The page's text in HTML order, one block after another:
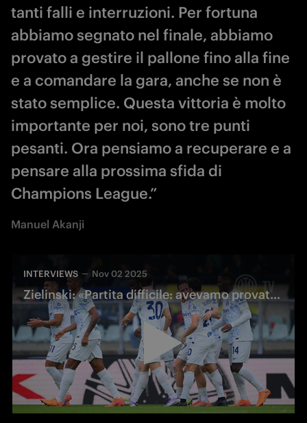
tanti falli e interruzioni. Per fortuna
abbiamo segnato nel finale, abbiamo
provato a gestire il pallone fino alla fine
e a comandare la gara, anche se non è
stato semplice. Questa vittoria è molto
importante per noi, sono tre punti
pesanti. Ora pensiamo a recuperare e a
pensare alla prossima sfida di
Champions League.”
Manuel Akanji
INTERVIEWS Nov 02 2025
Zielinski: «Partita difficile: avevamo provato ieri quello schema»